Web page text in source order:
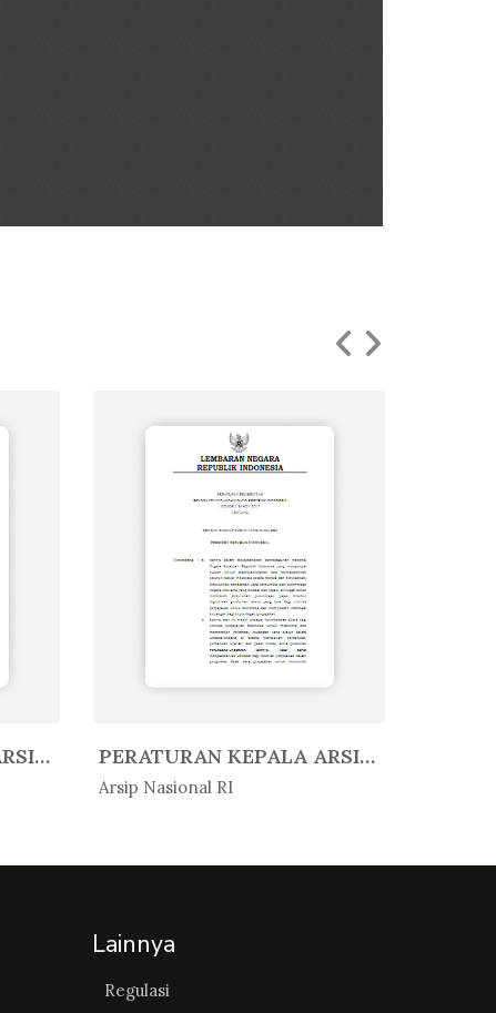
PERATURAN KEPALA ARSIP NASIONAL ... PERATURAN KEPALA ARSIP NASIONAL ...
Arsip Nasional RI
In Peratur...
Lainnya
Regulasi